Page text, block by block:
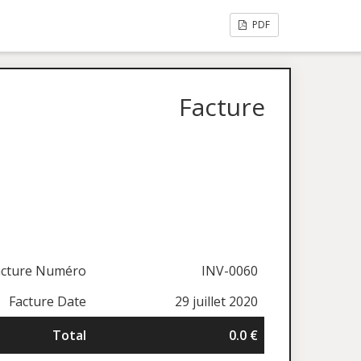
PDF
Facture
Numéro
INV-0060
Facture Date
29 juillet 2020
Total
0.0 €